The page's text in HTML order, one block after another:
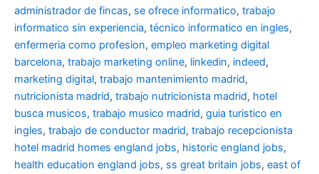
administrador de fincas, se ofrece informatico, trabajo
informatico sin experiencia, técnico informatico en ingles,
enfermeria como profesion, empleo marketing digital
barcelona, trabajo marketing online, linkedin, indeed,
marketing digital, trabajo mantenimiento madrid,
nutricionista madrid, trabajo nutricionista madrid, hotel
busca musicos, trabajo musico madrid, guia turistico en
ingles, trabajo de conductor madrid, trabajo recepcionista
hotel madrid homes england jobs, historic england jobs,
health education england jobs, ss great britain jobs, east of